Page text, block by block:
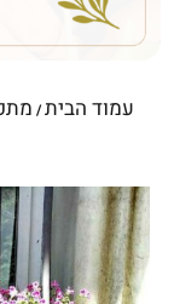
עמוד הבית/